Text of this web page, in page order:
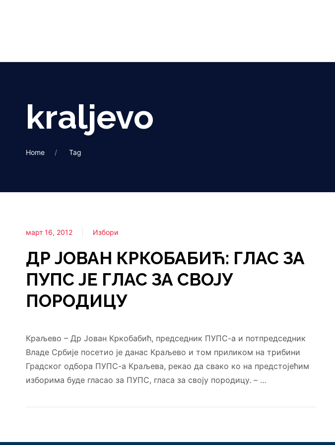
kraljevo
Home Tag
март 16, 2012 Избори
ДР ЈОВАН КРКОБАБИЋ: ГЛАС ЗА
ПУПС ЈЕ ГЛАС ЗА СВОЈУ
ПОРОДИЦУ
Краљево – Др Јован Кркобабић, председник ПУПС-а и потпредседник
Владе Србије посетио је данас Краљево и том приликом на трибини
Градског одбора ПУПС-а Краљева, рекао да свако ко на предстојећим
изборима буде гласао за ПУПС, гласа за своју породицу. – …